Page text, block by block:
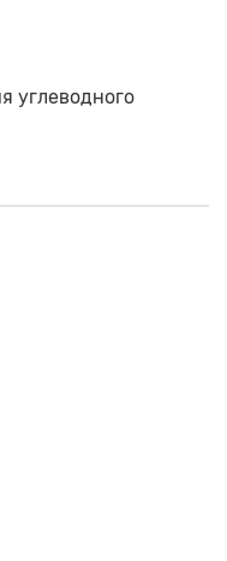
углеводного